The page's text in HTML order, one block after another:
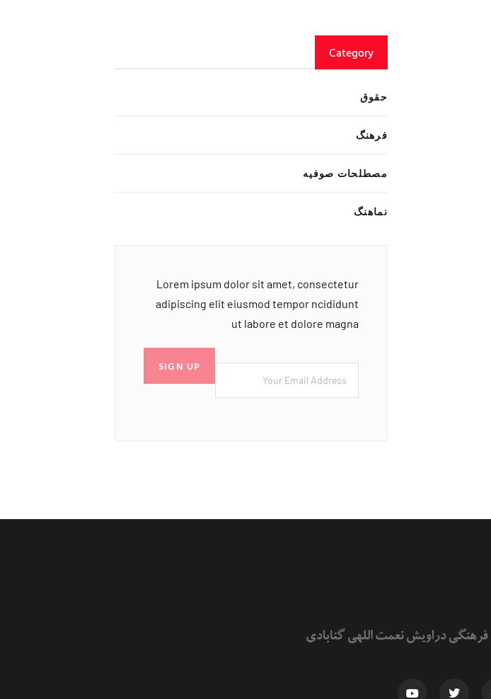
Category
حقوق
فرهنگ
مصطلحات صوفیه
نماهنگ
Lorem ipsum dolor sit amet, consectetur
adipiscing elit eiusmod tempor ncididunt
ut labore et dolore magna
SIGN UP